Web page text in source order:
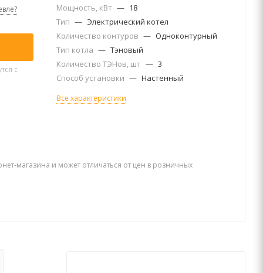
с
Мощность, кВт — 18
Тип — Электрический котел
Количество контуров — Одноконтурный
Тип котла — Тэновый
Количество ТЭНов, шт — 3
Способ установки — Настенный
Все характеристики
магазина и может отличаться от цен в розничных